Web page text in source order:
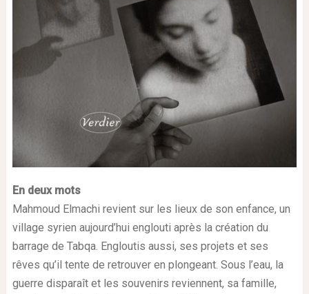
En deux mots
Mahmoud Elmachi revient sur les lieux de son enfance, un
village syrien aujourd’hui englouti après la création du
barrage de Tabqa. Engloutis aussi, ses projets et ses
rêves qu’il tente de retrouver en plongeant. Sous l’eau, la
guerre disparaît et les souvenirs reviennent, sa famille,